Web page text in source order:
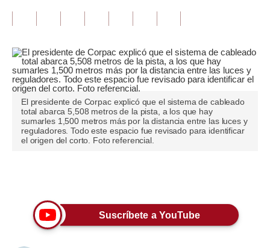
Blogs
Tendencias
Lujo
Viajes
Mundo
EEUU
El presidente de Corpac explicó que el sistema de cableado
total abarca 5,508 metros de la pista, a los que hay
sumarles 1,500 metros más por la distancia entre las luces y
reguladores. Todo este espacio fue revisado para identificar
el origen del corto. Foto referencial.
Suscríbete a YouTube